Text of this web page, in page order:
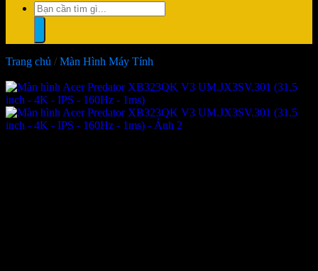
Tìm
kiếm:
Trang chủ / Màn Hình Máy Tính